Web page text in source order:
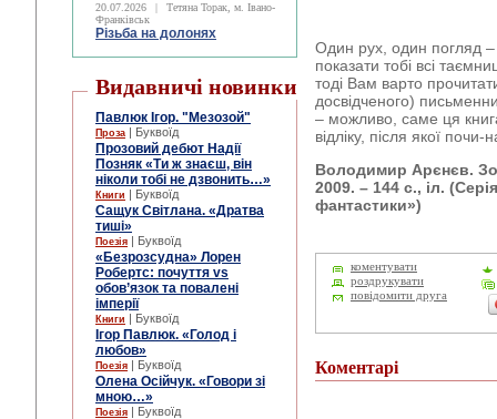
20.07.2026 |
Тетяна Торак, м. Івано-
Франківськ
Різьба на долонях
Видавничі новинки
Павлюк Ігор. "Мезозой"
Проза | Буквоїд
Прозовий дебют Надії
Позняк «Ти ж знаєш, він
ніколи тобі не дзвонить…»
Книги | Буквоїд
Сащук Світлана. «Дратва
тиші»
Поезія | Буквоїд
«Безрозсудна» Лорен
Робертс: почуття vs
обов’язок та повалені
імперії
Книги | Буквоїд
Ігор Павлюк. «Голод і
любов»
Поезія | Буквоїд
Олена Осійчук. «Говори зі
мною…»
Поезія | Буквоїд
Один рух, один погляд –
показати тобі всі
тоді Вам варто
досвідченого)
– можливо, саме ця
відліку, після якої
Володимир Арєнєв.
2009. – 144 с., іл.
фантастики»)
коментувати
роздрукувати
повідомити друга
Коментарі